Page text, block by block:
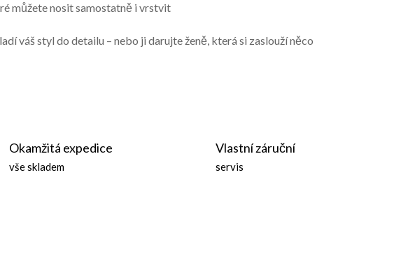
můžete nosit samostatně i vrstvit
váš styl do detailu – nebo ji darujte ženě, která si zaslouží něco
Okamžitá expedice
vše skladem
Vlastní záruční
servis